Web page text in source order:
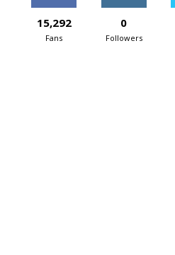
15,292
Fans
0
Followers